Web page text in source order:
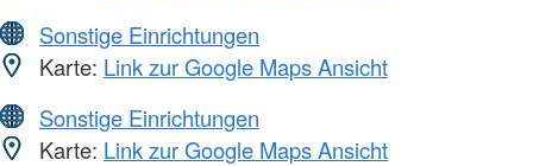
Sonstige Einrichtungen
Karte: Link zur Google Maps Ansicht
Sonstige Einrichtungen
Karte: Link zur Google Maps Ansicht